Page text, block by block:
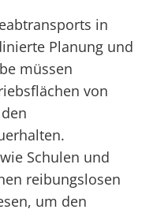
in
Planung und
müssen
von
Schulen und
reibungslosen
um den